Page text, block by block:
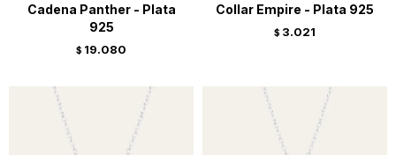
Cadena Panther - Plata
925
$ 19.080
Collar Empire - Plata 925
$ 3.021